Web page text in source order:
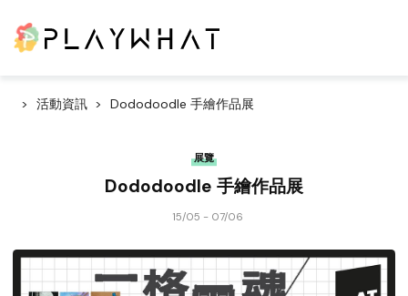
活動資訊 Dododoodle 手繪作品展
展覽
Dododoodle 手繪作品展
15/05 - 07/06